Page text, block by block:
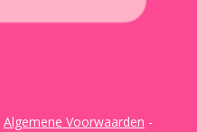
Algemene Voorwaarden -